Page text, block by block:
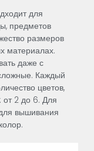
для
, предметов
размеров
материалах.
даже с
. Каждый
цветов,
: от 2 до 6. Для
вышивания
.